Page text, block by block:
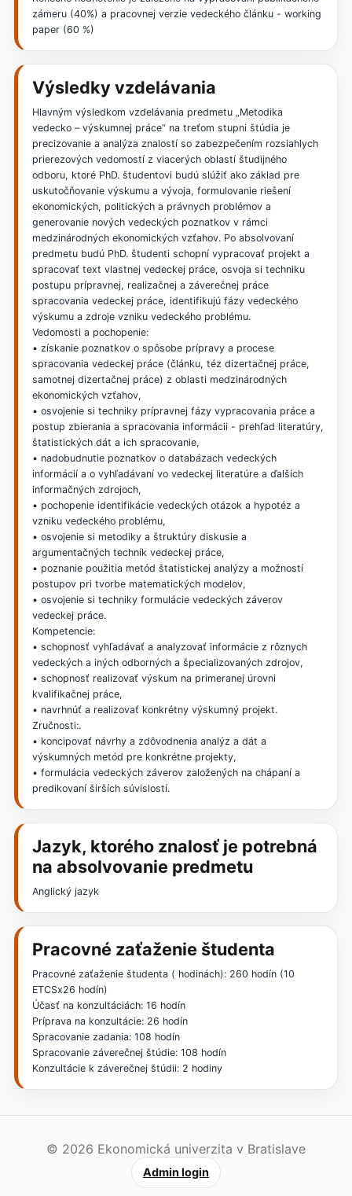
zámeru (40%) a pracovnej verzie vedeckého článku - working
paper (60 %)
Výsledky vzdelávania
Hlavným výsledkom vzdelávania predmetu „Metodika
vedecko – výskumnej práce“ na treťom stupni štúdia je
precizovanie a analýza znalostí so zabezpečením rozsiahlych
prierezových vedomostí z viacerých oblastí študijného
odboru, ktoré PhD. študentovi budú slúžiť ako základ pre
uskutočňovanie výskumu a vývoja, formulovanie riešení
ekonomických, politických a právnych problémov a
generovanie nových vedeckých poznatkov v rámci
medzinárodných ekonomických vzťahov. Po absolvovaní
predmetu budú PhD. študenti schopní vypracovať projekt a
spracovať text vlastnej vedeckej práce, osvoja si techniku
postupu prípravnej, realizačnej a záverečnej práce
spracovania vedeckej práce, identifikujú fázy vedeckého
výskumu a zdroje vzniku vedeckého problému.
Vedomosti a pochopenie:
• získanie poznatkov o spôsobe prípravy a procese
spracovania vedeckej práce (článku, téz dizertačnej práce,
samotnej dizertačnej práce) z oblasti medzinárodných
ekonomických vzťahov,
• osvojenie si techniky prípravnej fázy vypracovania práce a
postup zbierania a spracovania informácii - prehľad literatúry,
štatistických dát a ich spracovanie,
• nadobudnutie poznatkov o databázach vedeckých
informácií a o vyhľadávaní vo vedeckej literatúre a ďalších
informačných zdrojoch,
• pochopenie identifikácie vedeckých otázok a hypotéz a
vzniku vedeckého problému,
• osvojenie si metodiky a štruktúry diskusie a
argumentačných techník vedeckej práce,
• poznanie použitia metód štatistickej analýzy a možností
postupov pri tvorbe matematických modelov,
• osvojenie si techniky formulácie vedeckých záverov
vedeckej práce.
Kompetencie:
• schopnosť vyhľadávať a analyzovať informácie z rôznych
vedeckých a iných odborných a špecializovaných zdrojov,
• schopnosť realizovať výskum na primeranej úrovni
kvalifikačnej práce,
• navrhnúť a realizovať konkrétny výskumný projekt.
Zručnosti:.
• koncipovať návrhy a zdôvodnenia analýz a dát a
výskumných metód pre konkrétne projekty,
• formulácia vedeckých záverov založených na chápaní a
predikovaní širších súvislostí.
Jazyk, ktorého znalosť je potrebná
na absolvovanie predmetu
Anglický jazyk
Pracovné zaťaženie študenta
Pracovné zaťaženie študenta ( hodinách): 260 hodín (10
ETCSx26 hodín)
Účasť na konzultáciách: 16 hodín
Príprava na konzultácie: 26 hodín
Spracovanie zadania: 108 hodín
Spracovanie záverečnej štúdie: 108 hodín
Konzultácie k záverečnej štúdii: 2 hodiny
© 2026 Ekonomická univerzita v Bratislave
Admin login